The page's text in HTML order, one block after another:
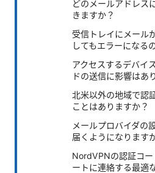
どのメールアドレス
きますか？
受信トレイにメール
してもエラーになる
アクセスするデバイ
ドの送信に影響はあ
北米以外の地域で認
ことはありますか？
メールプロバイダの
届くようになります
NordVPNの認証コ
ートに連絡する最適